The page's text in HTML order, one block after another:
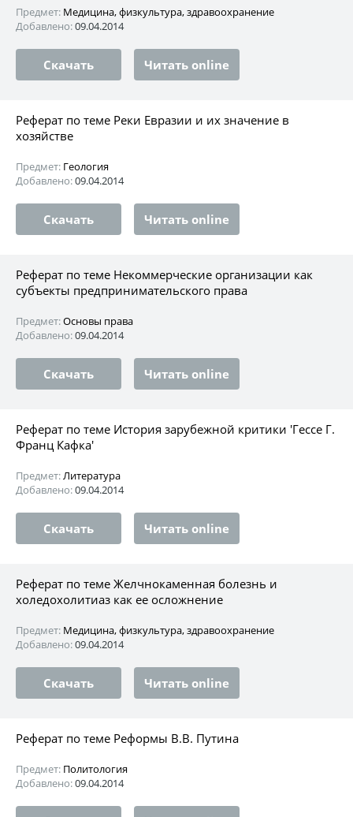
Предмет: Медицина, физкультура, здравоохранение
Добавлено:09.04.2014
Скачать Читать online
Реферат по теме Реки Евразии и их значение в
хозяйстве
Предмет: Геология
Добавлено:09.04.2014
Скачать Читать online
Реферат по теме Некоммерческие организации как
субъекты предпринимательского права
Предмет:Основы права
Добавлено:09.04.2014
Скачать Читать online
Реферат по теме История зарубежной критики 'Гессе Г.
Франц Кафка'
Предмет:Литература
Добавлено:09.04.2014
Скачать Читать online
Реферат по теме Желчнокаменная болезнь и
холедохолитиаз как ее осложнение
Предмет: Медицина, физкультура, здравоохранение
Добавлено:09.04.2014
Скачать Читать online
Реферат по теме Реформы В.В. Путина
Предмет: Политология
Добавлено:09.04.2014